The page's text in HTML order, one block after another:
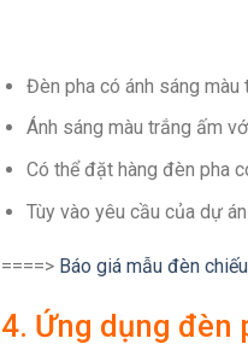
Đèn pha có ánh sáng màu
Ánh sáng màu trắng ấm
Có thể đặt hàng đèn pha
Tùy vào yêu cầu của dự
====> Báo giá mẫu đèn
4. Ứng dụng đèn